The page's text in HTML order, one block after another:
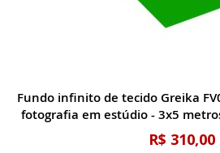
Fundo infinito de tecido Greika
fotografia em estúdio - 3x5 metros
R$ 310,00